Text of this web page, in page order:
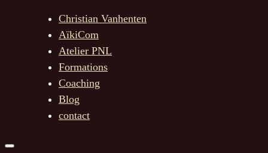
Christian Vanhenten
AïkiCom
Atelier PNL
Formations
Coaching
Blog
contact